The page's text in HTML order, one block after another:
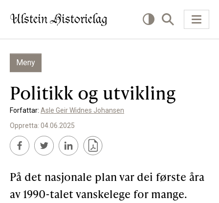
KVA VIL DU LESE OM?
Kultur
Næring
Offentlig
Personar
SLIK KAN DU BIDRA
Meny
Politikk og utvikling
Forfattar: Asle Geir Widnes Johansen
Oppretta: 04.06.2025
På det nasjonale plan var dei første åra
av 1990-talet vanskelege for mange.